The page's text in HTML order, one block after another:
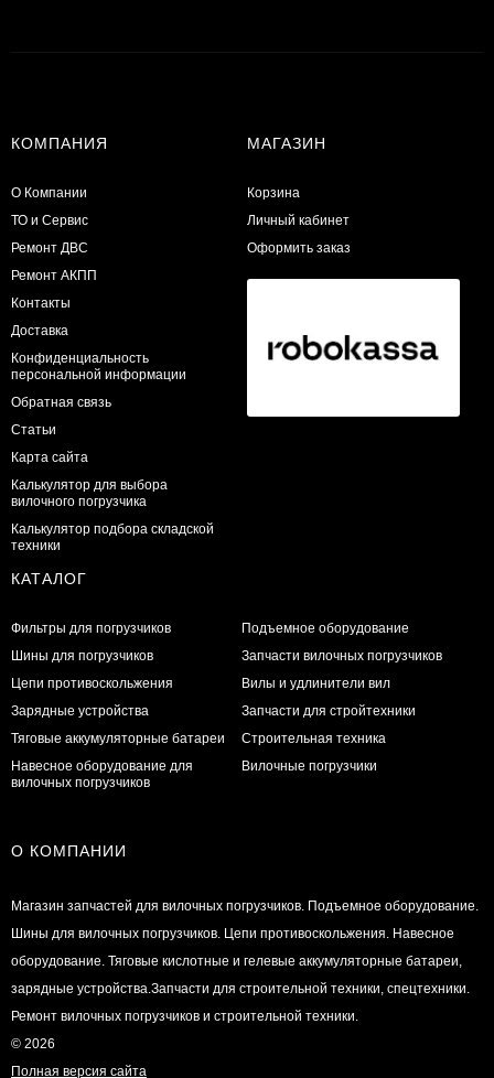
КОМПАНИЯ
О Компании
ТО и Сервис
​Ремонт ДВС
Ремонт АКПП
Контакты
Доставка
Конфиденциальность
персональной информации
Обратная связь
Статьи
Карта сайта
Калькулятор для выбора
вилочного погрузчика
Калькулятор подбора складской
техники
МАГАЗИН
Корзина
Личный кабинет
Оформить заказ
КАТАЛОГ
Фильтры для погрузчиков
Шины для погрузчиков
Цепи противоскольжения
Зарядные устройства
Тяговые аккумуляторные батареи
Навесное оборудование для
вилочных погрузчиков
Подъемное оборудование
Запчасти вилочных погрузчиков
Вилы и удлинители вил
Запчасти для стройтехники
Строительная техника
Вилочные погрузчики
О КОМПАНИИ
Магазин запчастей для вилочных погрузчиков. Подъемное оборудование.
Шины для вилочных погрузчиков. Цепи противоскольжения. Навесное
оборудование. Тяговые кислотные и гелевые аккумуляторные батареи,
зарядные устройства.Запчасти для строительной техники, спецтехники.
Ремонт вилочных погрузчиков и строительной техники.
© 2026
Полная версия сайта